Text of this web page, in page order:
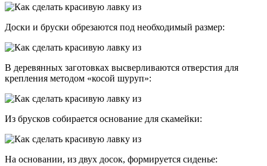
Доски и бруски обрезаются под необходимый размер:
В деревянных заготовках высверливаются отверстия для
крепления методом «косой шуруп»:
Из брусков собирается основание для скамейки:
На основании, из двух досок, формируется сиденье: